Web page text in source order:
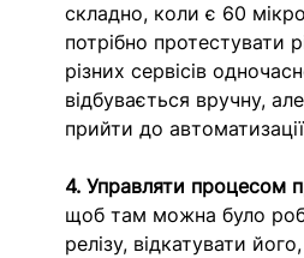
складно, коли є 60
потрібно протестувати
різних сервісів
відбувається вручну,
прийти до
4. Управляти процесом
щоб там можна було
релізу, відкатувати